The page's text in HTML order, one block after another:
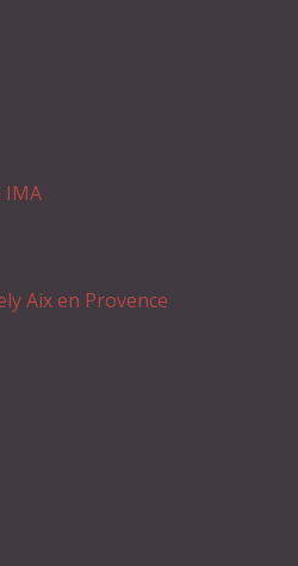
IMA
Aix en Provence